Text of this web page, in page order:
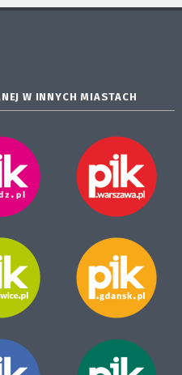
W INNYCH MIASTACH